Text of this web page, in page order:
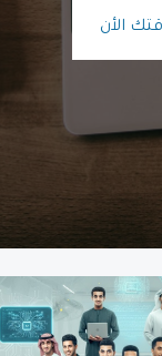
الأن